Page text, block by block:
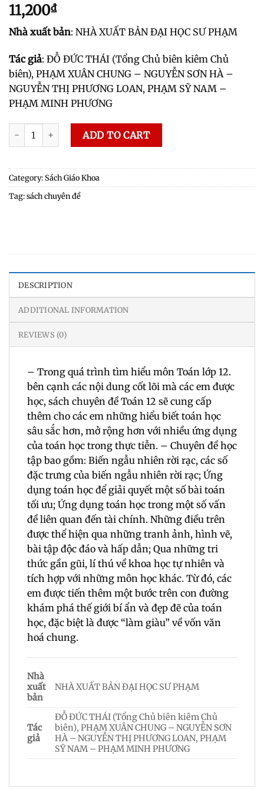
11,200₫
Nhà xuất bản: NHÀ XUẤT BẢN ĐẠI HỌC SƯ PHẠM
Tác giả: ĐỖ ĐỨC THÁI (Tổng Chủ biên kiêm Chủ
biên), PHẠM XUÂN CHUNG – NGUYỄN SƠN HÀ –
NGUYỄN THỊ PHƯƠNG LOAN, PHẠM SỸ NAM –
PHẠM MINH PHƯƠNG
Chuyên đề học tập Toán 12 quantity
ADD TO CART
Category:Sách Giáo Khoa
Tag:sách chuyên đề
DESCRIPTION
ADDITIONAL INFORMATION
REVIEWS (0)
– Trong quá trình tìm hiểu môn Toán lớp 12.
bên cạnh các nội dung cốt lõi mà các em được
học, sách chuyên đề Toán 12 sẽ cung cấp
thêm cho các em những hiểu biết toán học
sâu sắc hơn, mở rộng hơn với nhiều ứng dụng
của toán học trong thực tiễn. – Chuyên đề học
tập bao gồm: Biến ngẫu nhiên rời rạc, các số
đặc trưng của biến ngẫu nhiên rời rạc; Ứng
dụng toán học để giải quyết một số bài toán
tối ưu; Ứng dụng toán học trong một số vấn
đề liên quan đến tài chính. Những điều trên
được thể hiện qua những tranh ảnh, hình vẽ,
bài tập độc đáo và hấp dẫn; Qua những tri
thức gần gũi, lí thú về khoa học tự nhiên và
tích hợp với những môn học khác. Từ đó, các
em được tiến thêm một bước trên con đường
khám phá thế giới bí ẩn và đẹp đẽ của toán
học, đặc biệt là được “làm giàu” về vốn văn
hoá chung.
Nhà
xuất
bản
NHÀ XUẤT BẢN ĐẠI HỌC SƯ PHẠM
Tác
giả
ĐỖ ĐỨC THÁI (Tổng Chủ biên kiêm Chủ
biên), PHẠM XUÂN CHUNG – NGUYỄN SƠN
HÀ – NGUYỄN THỊ PHƯƠNG LOAN, PHẠM
SỸ NAM – PHẠM MINH PHƯƠNG